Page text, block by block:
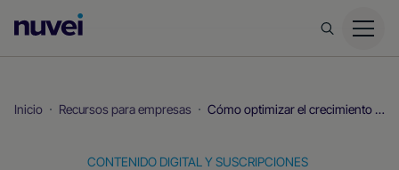
principal
Inicio Recursos para empresas Cómo optimizar el crecimiento global mediante la gestión cross-border
CONTENIDO DIGITAL Y SUSCRIPCIONES